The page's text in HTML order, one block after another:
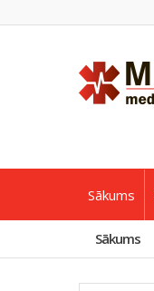
Sākums
Sākums